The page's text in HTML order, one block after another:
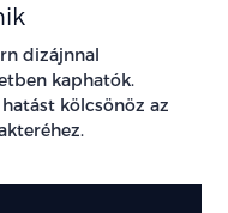
dizájnnal
kaphatók.
kölcsönöz az